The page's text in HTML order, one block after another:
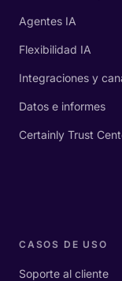
Agentes IA
Flexibilidad IA
Integraciones y
Datos e informes
Certainly Trust
CASOS DE USO
Soporte al cliente